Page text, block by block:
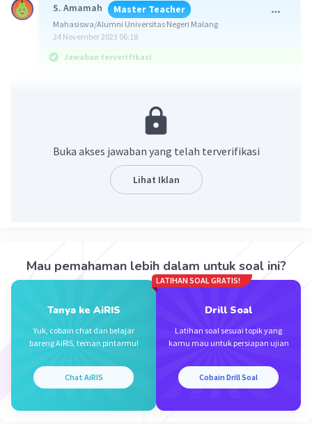
S. Amamah Master Teacher
Mahasiswa/Alumni Universitas Negeri Malang
24 November 2023 06:18
Jawaban terverifikasi
perhatikan pembahasan terlampir
Balas
Iklan
Buka akses jawaban yang telah terverifikasi
Lihat Iklan
Mau pemahaman lebih dalam untuk soal ini?
Tanya ke AiRIS
Yuk, cobain chat dan belajar
bareng AiRIS, teman pintarmu!
Chat AiRIS
LATIHAN SOAL GRATIS!
Drill Soal
Latihan soal sesuai topik yang
kamu mau untuk persiapan ujian
Cobain Drill Soal